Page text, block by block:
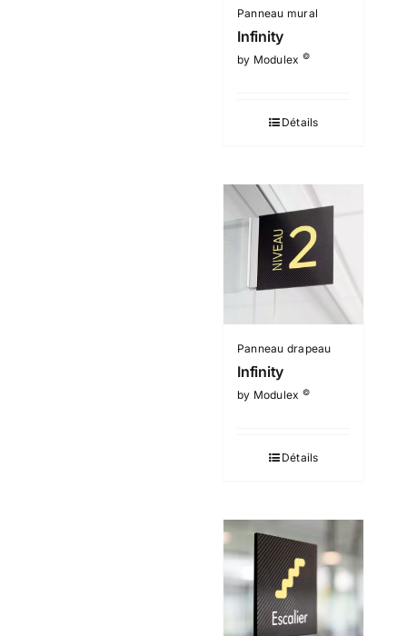
Panneau mural
Infinity
by Modulex ©
Détails
Panneau drapeau
Infinity
by Modulex ©
Détails